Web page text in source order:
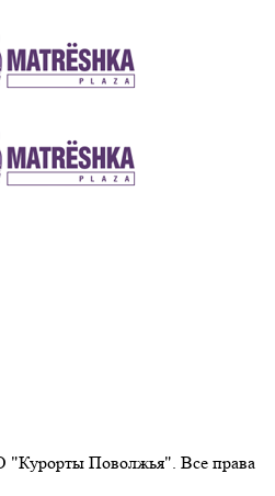
Поволжья". Все права